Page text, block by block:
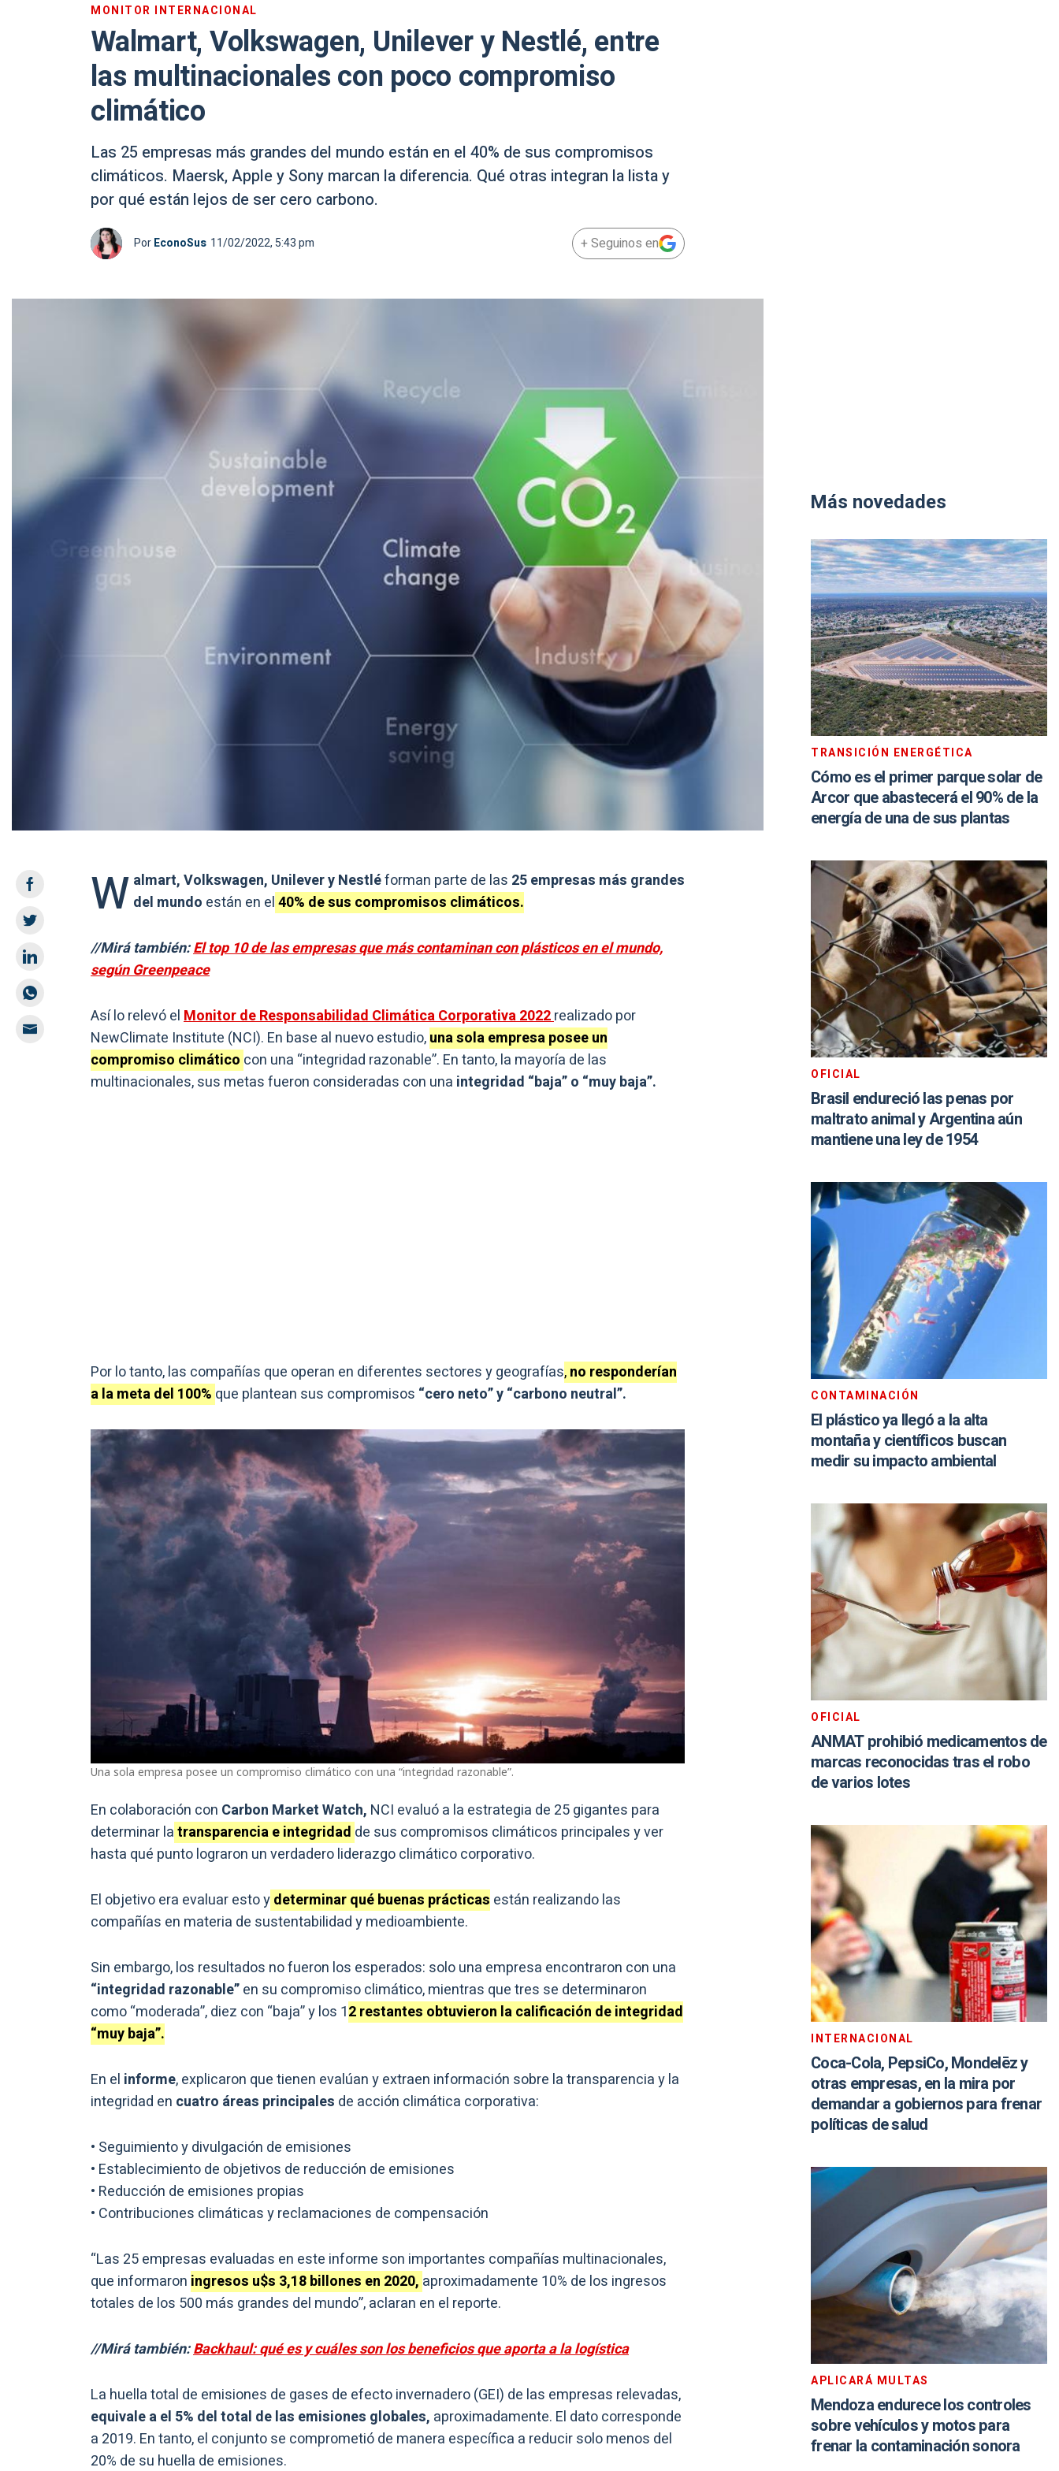
MONITOR INTERNACIONAL
Walmart, Volkswagen, Unilever y Nestlé, entre
las multinacionales con poco compromiso
climático
Las 25 empresas más grandes del mundo están en el 40% de sus compromisos
climáticos. Maersk, Apple y Sony marcan la diferencia. Qué otras integran la lista y
por qué están lejos de ser cero carbono.
PorEconoSus 11/02/2022, 5:43 pm + Seguinos en
W almart, Volkswagen, Unilever y Nestléforman parte de las 25 empresas más grandes
del mundo están en el40% de sus compromisos climáticos.
//Mirá también:El top 10 de las empresas que más contaminan con plásticos en el mundo,
según Greenpeace
Así lo relevó elMonitor de Responsabilidad Climática Corporativa 2022realizado por
NewClimate Institute (NCI). En base al nuevo estudio,una sola empresa posee un
compromiso climático con una “integridad razonable”. En tanto, la mayoría de las
multinacionales, sus metas fueron consideradas con una integridad “baja” o “muy baja”.
Por lo tanto, las compañías que operan en diferentes sectores y geografías,no responderían
a la meta del 100% que plantean sus compromisos “cero neto” y “carbono neutral”.
Una sola empresa posee un compromiso climático con una “integridad razonable”.
En colaboración con Carbon Market Watch, NCI evaluó a la estrategia de 25 gigantes para
determinar latransparencia e integridad de sus compromisos climáticos principales y ver
hasta qué punto lograron un verdadero liderazgo climático corporativo.
El objetivo era evaluar esto ydeterminar qué buenas prácticas están realizando las
compañías en materia de sustentabilidad y medioambiente.
Sin embargo, los resultados no fueron los esperados: solo una empresa encontraron con una
“integridad razonable”en su compromiso climático, mientras que tres se determinaron
como “moderada”, diez con “baja” y los 12 restantes obtuvieron la calificación de integridad
“muy baja”.
En el informe, explicaron que tienen evalúan y extraen información sobre la transparencia y la
integridad en cuatro áreas principales de acción climática corporativa:
• Seguimiento y divulgación de emisiones
• Establecimiento de objetivos de reducción de emisiones
• Reducción de emisiones propias
• Contribuciones climáticas y reclamaciones de compensación
“Las 25 empresas evaluadas en este informe son importantes compañías multinacionales,
que informaron ingresos u$s 3,18 billones en 2020, aproximadamente 10% de los ingresos
totales de los 500 más grandes del mundo”, aclaran en el reporte.
//Mirá también:Backhaul: qué es y cuáles son los beneficios que aporta a la logística
La huella total de emisiones de gases de efecto invernadero (GEI) de las empresas relevadas,
equivale a el 5% del total de las emisiones globales, aproximadamente. El dato corresponde
a 2019. En tanto, el conjunto se comprometió de manera específica a reducir solo menos del
20% de su huella de emisiones.
Más novedades
TRANSICIÓN ENERGÉTICA
Cómo es el primer parque solar de
Arcor que abastecerá el 90% de la
energía de una de sus plantas
OFICIAL
Brasil endureció las penas por
maltrato animal y Argentina aún
mantiene una ley de 1954
CONTAMINACIÓN
El plástico ya llegó a la alta
montaña y científicos buscan
medir su impacto ambiental
OFICIAL
ANMAT prohibió medicamentos de
marcas reconocidas tras el robo
de varios lotes
INTERNACIONAL
Coca-Cola, PepsiCo, Mondelēz y
otras empresas, en la mira por
demandar a gobiernos para frenar
políticas de salud
APLICARÁ MULTAS
Mendoza endurece los controles
sobre vehículos y motos para
frenar la contaminación sonora